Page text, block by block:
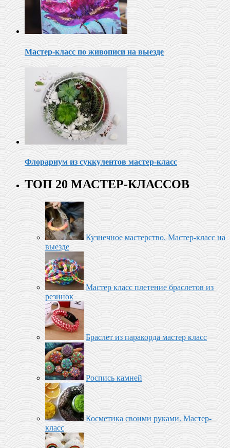
Мастер-класс по живописи на выезде
Флорариум из суккулентов мастер-класс
ТОП 20 МАСТЕР-КЛАССОВ
Кузнечное мастерство. Мастер-класс на
выезде
Мастер класс плетение браслетов из
резинок
Браслет из паракорда мастер класс
Роспись камней
Косметика своими руками. Мастер-
класс